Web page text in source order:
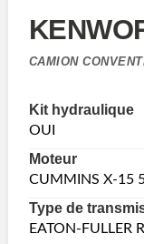
CAMION
Kit hydraulique
OUI
Moteur
CUMMINS X-15
Type de
EATON-FULLER